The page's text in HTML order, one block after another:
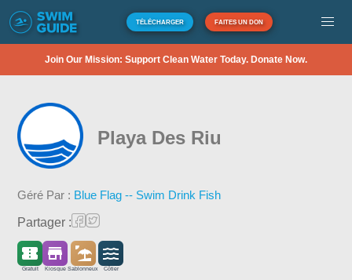
TÉLÉCHARGER FAITES UN DON
Join Our Mission: Support Clean Water Today. Donate Now.
Playa Des Riu
Géré Par : Blue Flag -- Swim Drink Fish
Partager :
Gratuit Kiosque Sablonneux Côtier